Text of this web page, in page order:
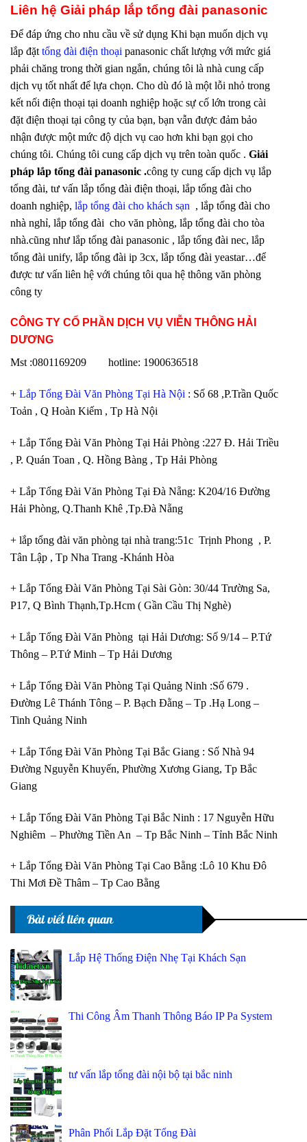
Liên hệ Giải pháp lắp tổng đài panasonic
Để đáp ứng cho nhu cầu về sử dụng Khi bạn muốn dịch vụ
lắp đặt tổng đài điện thoại panasonic chất lượng với mức giá
phải chăng trong thời gian ngắn, chúng tôi là nhà cung cấp
dịch vụ tốt nhất để lựa chọn. Cho dù đó là một lỗi nhỏ trong
kết nối điện thoại tại doanh nghiệp hoặc sự cố lớn trong cài
đặt điện thoại tại công ty của bạn, bạn vẫn được đảm bảo
nhận được một mức độ dịch vụ cao hơn khi bạn gọi cho
chúng tôi. Chúng tôi cung cấp dịch vụ trên toàn quốc . Giải
pháp lắp tổng đài panasonic .công ty cung cấp dịch vụ lắp
tổng đài, tư vấn lắp tổng đài điện thoại, lắp tổng đài cho
doanh nghiệp, lắp tổng đài cho khách sạn , lắp tổng đài cho
nhà nghỉ, lắp tổng đài cho văn phòng, lắp tổng đài cho tòa
nhà.cũng như lắp tổng đài panasonic , lắp tổng đài nec, lắp
tổng đài unify, lắp tổng đài ip 3cx, lắp tổng đài yeastar…để
được tư vấn liên hệ với chúng tôi qua hệ thông văn phòng
công ty
CÔNG TY CỔ PHẦN DỊCH VỤ VIỄN THÔNG HẢI
DƯƠNG
Mst :0801169209 hotline: 1900636518
+ Lắp Tổng Đài Văn Phòng Tại Hà Nội : Số 68 ,P.Trần Quốc
Toản , Q Hoàn Kiếm , Tp Hà Nội
+ Lắp Tổng Đài Văn Phòng Tại Hải Phòng :227 Đ. Hải Triều
, P. Quán Toan , Q. Hồng Bàng , Tp Hải Phòng
+ Lắp Tổng Đài Văn Phòng Tại Đà Nẵng: K204/16 Đường
Hải Phòng, Q.Thanh Khê ,Tp.Đà Nẵng
+ lắp tổng đài văn phòng tại nhà trang:51c Trịnh Phong , P.
Tân Lập , Tp Nha Trang -Khánh Hòa
+ Lắp Tổng Đài Văn Phòng Tại Sài Gòn: 30/44 Trường Sa,
P17, Q Bình Thạnh,Tp.Hcm ( Gần Cầu Thị Nghè)
+ Lắp Tổng Đài Văn Phòng tại Hải Dương: Số 9/14 – P.Tứ
Thông – P.Tứ Minh – Tp Hải Dương
+ Lắp Tổng Đài Văn Phòng Tại Quảng Ninh :Số 679 .
Đường Lê Thánh Tông – P. Bạch Đằng – Tp .Hạ Long –
Tinh Quảng Ninh
+ Lắp Tổng Đài Văn Phòng Tại Bắc Giang : Số Nhà 94
Đường Nguyễn Khuyến, Phường Xương Giang, Tp Bắc
Giang
+ Lắp Tổng Đài Văn Phòng Tại Bắc Ninh : 17 Nguyễn Hữu
Nghiêm – Phường Tiền An – Tp Bắc Ninh – Tỉnh Bắc Ninh
+ Lắp Tổng Đài Văn Phòng Tại Cao Bằng :Lô 10 Khu Đô
Thi Mơi Đề Thâm – Tp Cao Bằng
Bài viết liên quan
Lắp Hệ Thống Điện Nhẹ Tại Khách Sạn
Thi Công Âm Thanh Thông Báo IP Pa System
tư vấn lắp tổng đài nội bộ tại bắc ninh
Phân Phối Lắp Đặt Tổng Đài